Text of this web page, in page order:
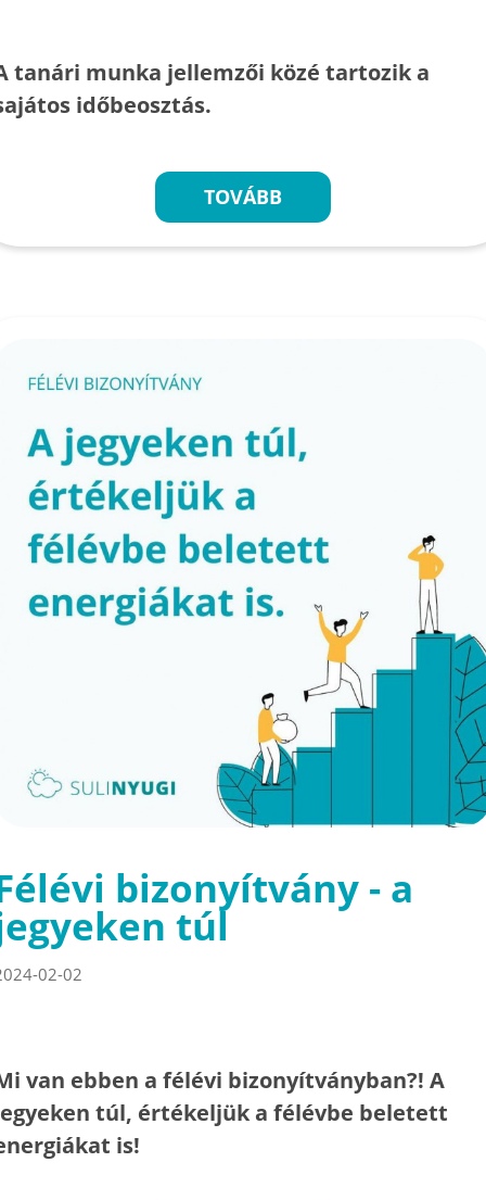
tanári munka jellemzői közé tartozik a
időbeosztás.
TOVÁBB
bizonyítvány - a
túl
02-02
van ebben a félévi bizonyítványban?! A
túl, értékeljük a félévbe beletett
is!